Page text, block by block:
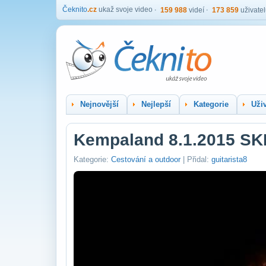
Čeknito.cz ukaž svoje video 159 988 videí 173 859
Nejnovější Nejlepší Kategorie
Kempaland 8.1.2015
Kategorie: Cestování a outdoor | Přidal: guitarista8